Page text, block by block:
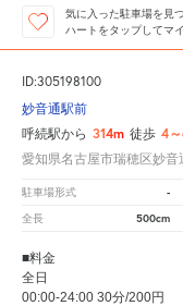
気に入った駐車場を見
ハートをタップしてマ
ID:305198100
妙音通駅前
呼続駅から 314m 徒歩 4
愛知県名古屋市瑞穂区妙音
駐車場形式 -
全長 500cm
■料金
全日
00:00-24:00 30分/200円